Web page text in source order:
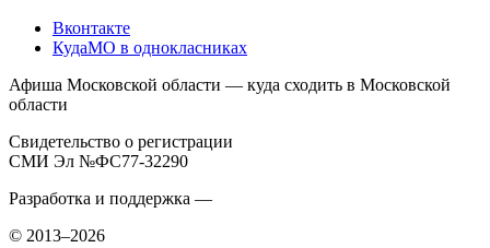
Вконтакте
КудаМО в однокласниках
Афиша Московской области — куда сходить в Московской
области
Свидетельство о регистрации
СМИ Эл №ФС77-32290
Разработка и поддержка —
© 2013–2026